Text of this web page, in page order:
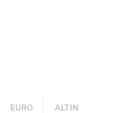
EURO ALTIN